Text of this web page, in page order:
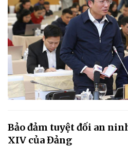
Bảo đảm tuyệt đối an
XIV của Đảng